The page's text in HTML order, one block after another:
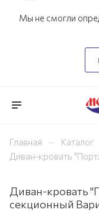
Мы не смогли
Главная — Каталог
Диван-кровать
Диван-кровать
секционный